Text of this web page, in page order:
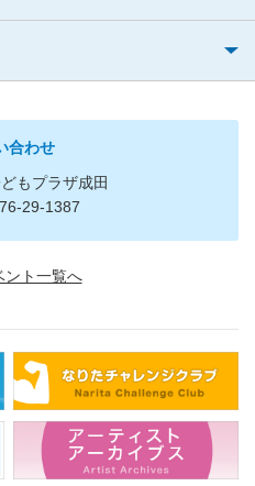
合わせ
もプラザ成田
29-1387
ント一覧へ